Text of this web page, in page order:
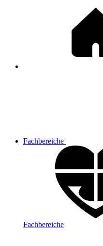
Fachbereiche
Fachbereiche